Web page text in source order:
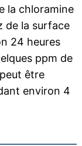
la chloramine
de la surface
24 heures
ppm de
être
environ 4